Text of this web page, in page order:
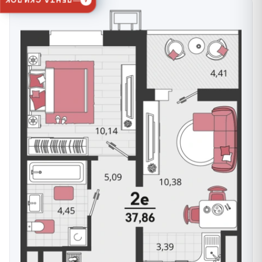
кухонная ниша от 4 м². Планировки классические и
евро — с кухней-гостиной, удобной для зонирования
мебели.
Отделка квартир
Квартиры передаются с предчистовой отделкой:
Отопление — полная разводка с радиаторами
конвекторного типа;
— полусухая цементно-песчаная стяжка, в
санузлах — с гидроизоляцией;
Стены— гипсовое оштукатуривание без
финишного слоя, в санузлах — цементно-
песчаное оштукатуривание;
Электрика— разводка по ГОСТ, 4 розетки в
комнате и 7 на кухне;
Двери и вводы
— металлическая входная
дверь, вводы ХВС и ГВС с импульсными